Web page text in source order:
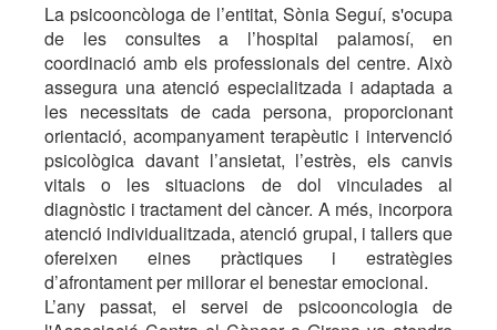
La psicooncòloga de l’entitat, Sònia Seguí, s'ocupa
de les consultes a l’hospital palamosí, en
coordinació amb els professionals del centre. Això
assegura una atenció especialitzada i adaptada a
les necessitats de cada persona, proporcionant
orientació, acompanyament terapèutic i intervenció
psicològica davant l’ansietat, l’estrès, els canvis
vitals o les situacions de dol vinculades al
diagnòstic i tractament del càncer. A més, incorpora
atenció individualitzada, atenció grupal, i tallers que
ofereixen eines pràctiques i estratègies
d’afrontament per millorar el benestar emocional.
L’any passat, el servei de psicooncologia de